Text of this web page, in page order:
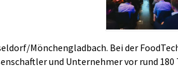
Mönchengladbach. Bei der
und Unternehmer vor rund